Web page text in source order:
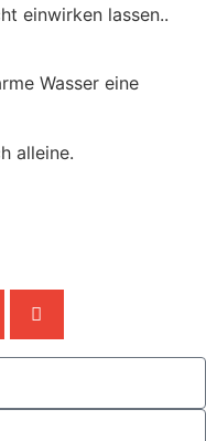
einwirken lassen..
Wasser eine
alleine.